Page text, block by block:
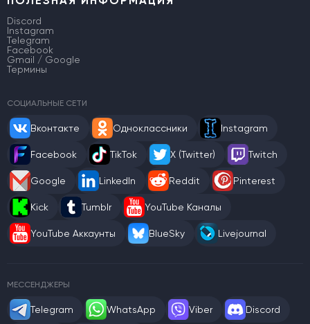
Discord
Instagram
Telegram
Facebook
Gmail / Google
Термины
СОЦИАЛЬНЫЕ СЕТИ
Вконтакте Одноклассники Instagram
Facebook TikTok X (Twitter) Twitch
Google LinkedIn Reddit Pinterest
Kick Tumblr YouTube Каналы
YouTube Аккаунты BlueSky Livejournal
МЕССЕНДЖЕРЫ
Telegram WhatsApp Viber Discord